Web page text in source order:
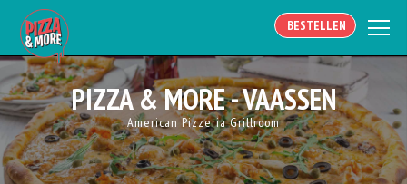
BESTELLEN
PIZZA & MORE - VAASSEN
American Pizzeria Grillroom